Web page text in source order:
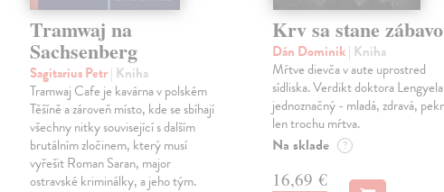
Tramwaj na
Sachsenberg
Sagitarius Petr| Kniha
Tramwaj Cafe je kavárna v polském
Těšíně a zároveň místo, kde se sbíhají
všechny nitky související s dalším
brutálním zločinem, který musí
vyřešit Roman Saran, major
ostravské kriminálky, a jeho tým.
Krv sa stane
Dán Dominik| Kniha
Mŕtve dievča v aute uprostred
sídliska. Verdikt doktora
jednoznačný - mladá, zdravá,
len trochu mŕtva.
Na sklade ?
16,69 €